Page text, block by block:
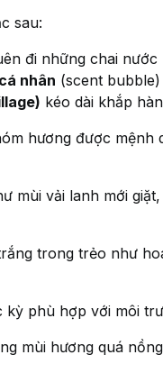
sau:
đi những chai
nhân (scent
kéo dài khắp
hương được mệnh
mùi vải lanh mới
trong trẻo như
phù hợp với môi
mùi hương quá